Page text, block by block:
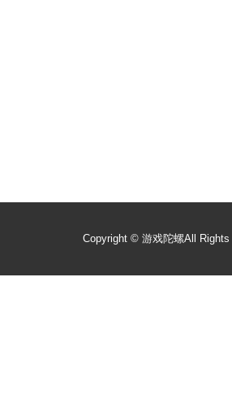
Copyright © 游戏陀螺All Rights